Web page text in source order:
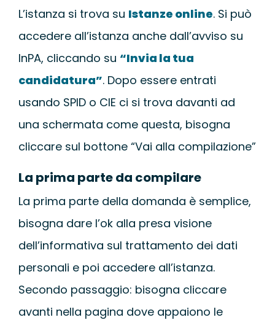
L’istanza si trova su Istanze online. Si può
accedere all’istanza anche dall’avviso su
InPA, cliccando su “Invia la tua
candidatura”. Dopo essere entrati
usando SPID o CIE ci si trova davanti ad
una schermata come questa, bisogna
cliccare sul bottone “Vai alla compilazione”
La prima parte da compilare
La prima parte della domanda è semplice,
bisogna dare l’ok alla presa visione
dell’informativa sul trattamento dei dati
personali e poi accedere all’istanza.
Secondo passaggio: bisogna cliccare
avanti nella pagina dove appaiono le